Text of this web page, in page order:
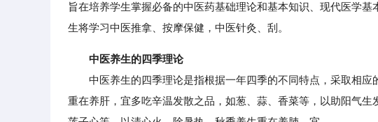
旨在培养学生掌握必备的中医药基础理论和基本知识、现代医学
生将学习中医推拿、按摩保健，中医针灸、刮。
中医养生的四季理论
中医养生的四季理论是指根据一年四季的不同特点，采取相应
重在养肝，宜多吃辛温发散之品，如葱、蒜、香菜等，以助阳气生